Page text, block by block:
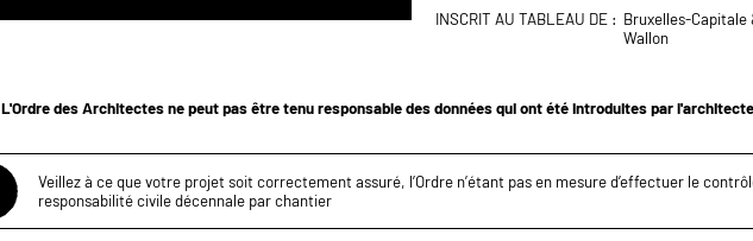
INSCRIT AU TABLEAU DE : Bruxelles-Capitale
Wallon
L'Ordre des Architectes ne peut pas être tenu responsable des données qui ont été introduites par
Veillez à ce que votre projet soit correctement assuré, l’Ordre n’étant pas en mesure d’effectuer le
responsabilité civile décennale par chantier